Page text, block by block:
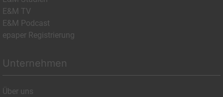
E&M TV
E&M Podcast
epaper Registrierung
Unternehmen
Über uns